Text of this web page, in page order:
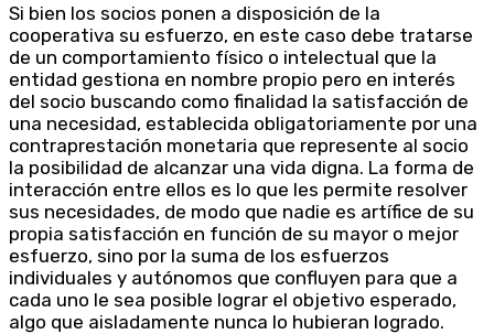
Si bien los socios ponen a disposición de la
cooperativa su esfuerzo, en este caso debe tratarse
de un comportamiento físico o intelectual que la
entidad gestiona en nombre propio pero en interés
del socio buscando como finalidad la satisfacción de
una necesidad, establecida obligatoriamente por una
contraprestación monetaria que represente al socio
la posibilidad de alcanzar una vida digna. La forma de
interacción entre ellos es lo que les permite resolver
sus necesidades, de modo que nadie es artífice de su
propia satisfacción en función de su mayor o mejor
esfuerzo, sino por la suma de los esfuerzos
individuales y autónomos que confluyen para que a
cada uno le sea posible lograr el objetivo esperado,
algo que aisladamente nunca lo hubieran logrado.